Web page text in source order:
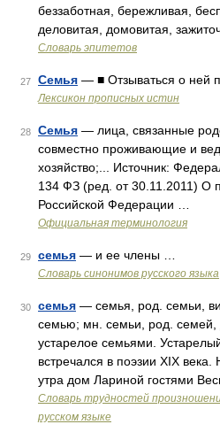
беззаботная, бережливая,
деловитая, домовитая,
Словарь эпитетов
27 Семья — ■ Отзываться о ней
Лексикон прописных истин
28 Семья — лица, связанные
совместно проживающие и
хозяйство;... Источник:
134 ФЗ (ред. от 30.11.2011) О
Российской Федерации …
Официальная терминология
29 семья — и ее члены …
Словарь синонимов русского языка
30 семья — семья, род. семьи,
семью; мн. семьи, род. семей,
устарелое семьями.
встречался в поэзии XIX
утра дом Лариной гостями
Словарь трудностей
русском языке